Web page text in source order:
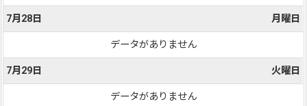
7月28日 月曜日
データがありません
7月29日 火曜日
データがありません